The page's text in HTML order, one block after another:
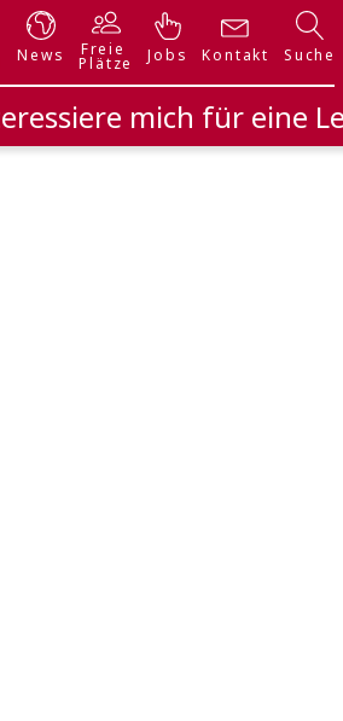
News Freie
Plätze Jobs Kontakt Suche
mich für eine